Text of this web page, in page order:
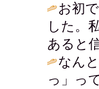
お初
した。
あると
なん
っ」っ